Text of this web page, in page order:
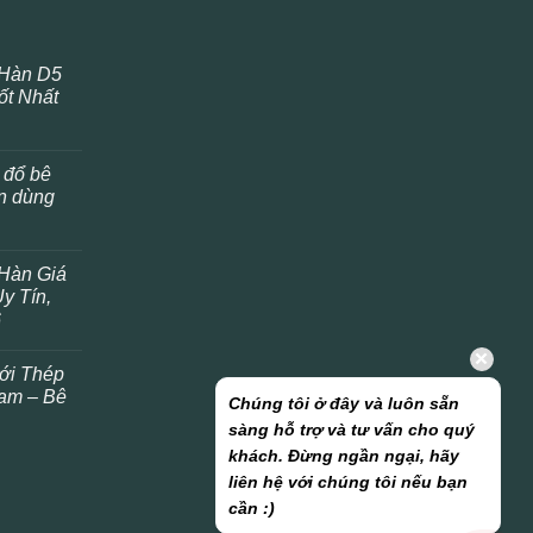
D5
Nhất
bê
dùng
Giá
Tín,
Thép
– Bê
Chúng tôi ở đây và luôn sẵn
sàng hỗ trợ và tư vấn cho quý
khách. Đừng ngần ngại, hãy
liên hệ với chúng tôi nếu bạn
cần :)